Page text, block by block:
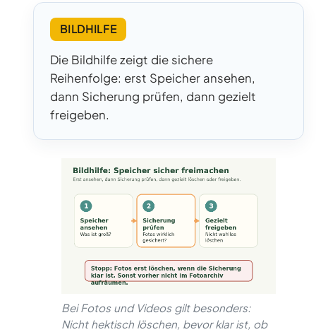
BILDHILFE
Die Bildhilfe zeigt die sichere
Reihenfolge: erst Speicher ansehen,
dann Sicherung prüfen, dann gezielt
freigeben.
Bei Fotos und Videos gilt besonders:
Nicht hektisch löschen, bevor klar ist, ob